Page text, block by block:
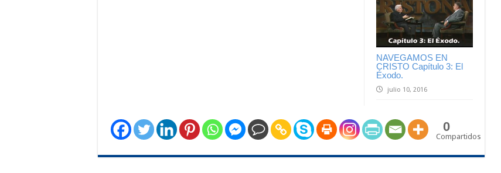
NAVEGAMOS EN
CRISTO Capítulo 3: El
Éxodo.
julio 10, 2016
0
Compartidos